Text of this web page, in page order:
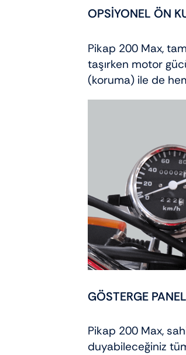
OPSİYONEL ÖN
Pikap 200 Max,
taşırken motor
(koruma) ile de
GÖSTERGE
Pikap 200 Max,
duyabileceğiniz